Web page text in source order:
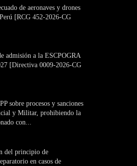
de aeronaves y drones
[RCG 452-2026-CG
admisión a la ESCPOGRA
[Directiva 0009-2026-CG
sobre procesos y sanciones
y Militar, prohibiendo la
con...
del principio de
en casos de